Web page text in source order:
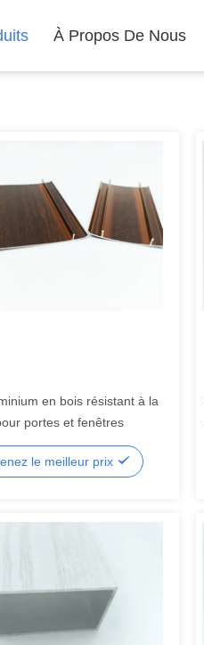
À Propos De Nous
en bois résistant à la
portes et fenêtres
le meilleur prix